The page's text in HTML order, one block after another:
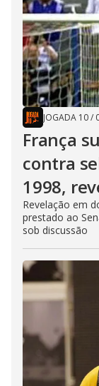
JOGADA 10/
França
contra
1998,
Revelação em
prestado ao
sob discussão